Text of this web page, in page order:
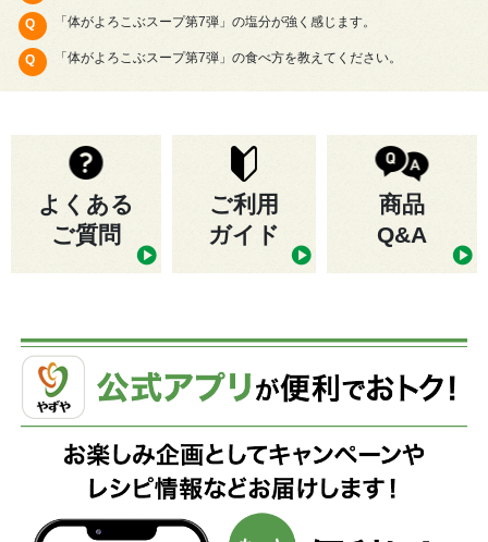
「体がよろこぶスープ第7弾」の塩分が強く感じます。
「体がよろこぶスープ第7弾」の食べ方を教えてください。
よくある
ご質問
ご利用
ガイド
商品
Q&A